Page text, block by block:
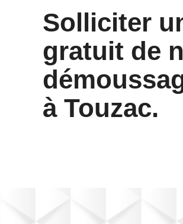
Solliciter
gratuit de
à Touzac.